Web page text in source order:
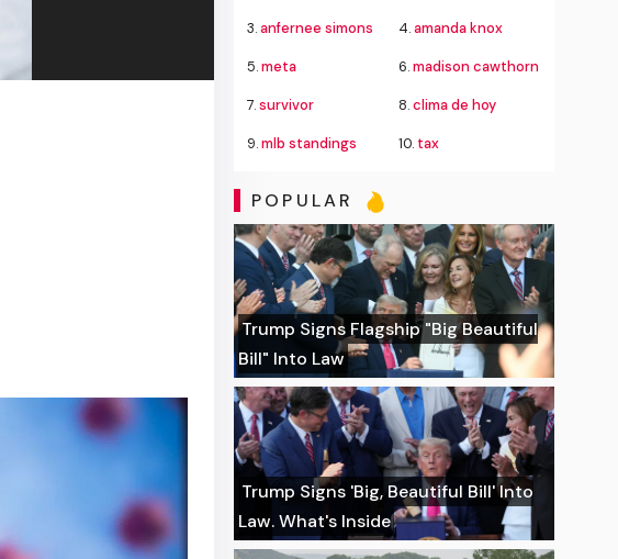
3.anfernee simons 4.amanda knox
5.meta 6.madison cawthorn
7.survivor 8.clima de hoy
9.mlb standings 10. tax
POPULAR
Trump Signs Flagship "Big Beautiful
Bill" Into Law
Trump Signs 'Big, Beautiful Bill' Into
Law. What's Inside